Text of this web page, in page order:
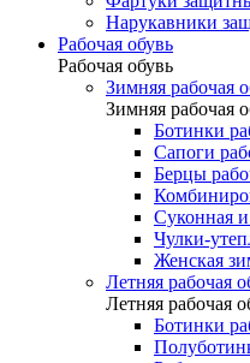
Нарукавники
Рабочая обувь
Рабочая обувь
Зимняя рабочая
Зимняя рабочая
Ботинки
Сапоги
Берцы
Суконная и
Чулки-
Женская
Летняя рабочая
Летняя рабочая
Ботинки